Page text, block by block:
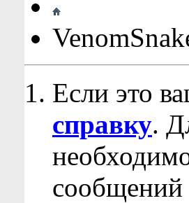
Если это
справку.
сообщений